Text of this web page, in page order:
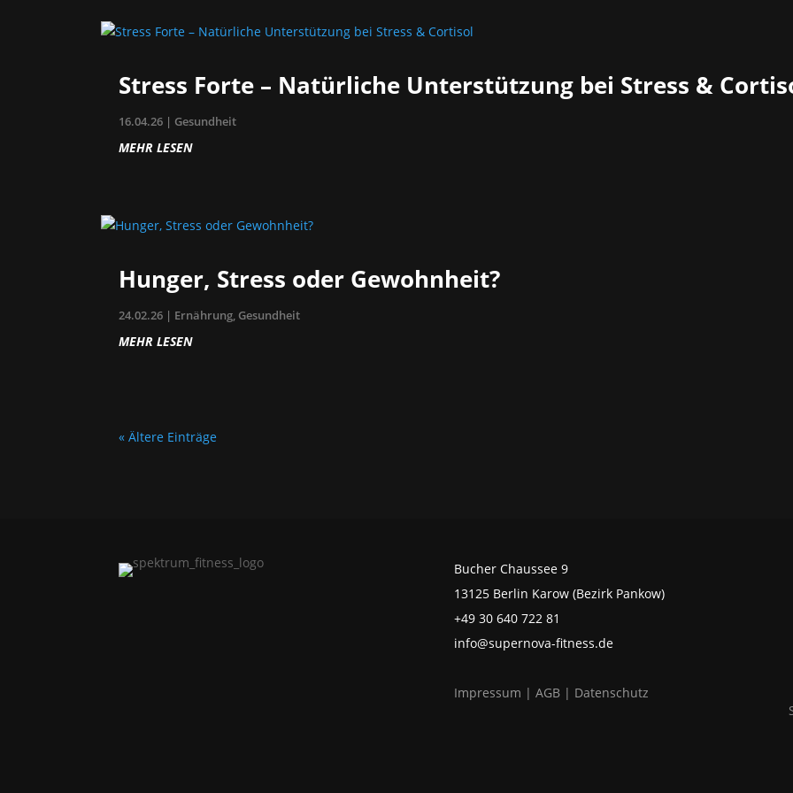
Stress Forte – Natürliche Unterstützung bei Stress &
16.04.26 | Gesundheit
MEHR LESEN
Hunger, Stress oder Gewohnheit?
24.02.26 | Ernährung, Gesundheit
MEHR LESEN
« Ältere Einträge
Bucher Chaussee 9
13125 Berlin Karow (Bezirk Pankow)
+49 30 640 722 81
info@supernova-fitness.de
Impressum | AGB| Datenschutz